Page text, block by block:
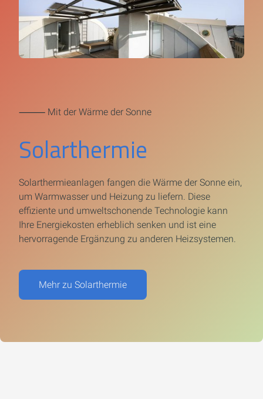
⸻ Mit der Wärme der Sonne
Solarthermie
Solarthermieanlagen fangen die Wärme der Sonne ein,
um Warmwasser und Heizung zu liefern. Diese
effiziente und umweltschonende Technologie kann
Ihre Energiekosten erheblich senken und ist eine
hervorragende Ergänzung zu anderen Heizsystemen.
Mehr zu Solarthermie